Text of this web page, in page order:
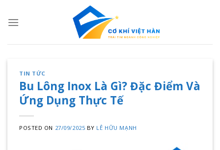
TIN TỨC
Bu Lông Inox Là Gì? Đặc Điểm Và
Ứng Dụng Thực Tế
POSTED ON 27/09/2025 BY LÊ HỮU MẠNH